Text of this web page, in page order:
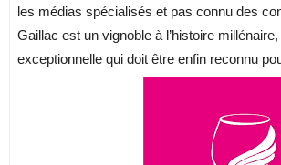
les médias spécialisés et pas connu des
Gaillac est un vignoble à l’histoire
exceptionnelle qui doit être enfin reconnu